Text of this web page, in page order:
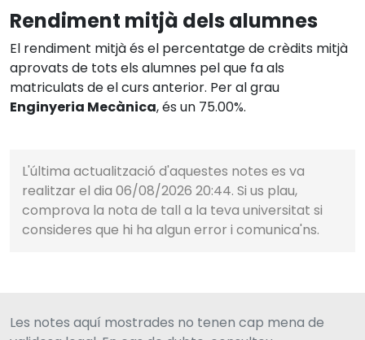
Rendiment mitjà dels alumnes
El rendiment mitjà és el percentatge de crèdits mitjà
aprovats de tots els alumnes pel que fa als
matriculats de el curs anterior. Per al grau
Enginyeria Mecànica, és un 75.00%.
L'última actualització d'aquestes notes es va
realitzar el dia 06/08/2026 20:44. Si us plau,
comprova la nota de tall a la teva universitat si
consideres que hi ha algun error i comunica'ns.
Les notes aquí mostrades no tenen cap mena de